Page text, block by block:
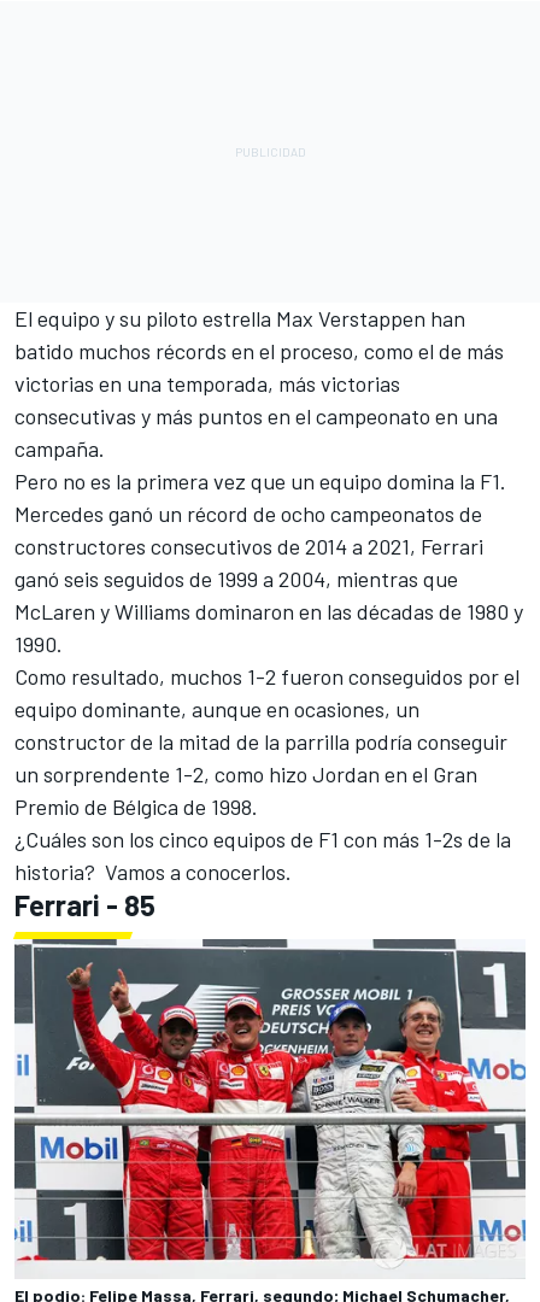
El equipo y su piloto estrella Max Verstappen han
batido muchos récords en el proceso, como el de más
victorias en una temporada, más victorias
consecutivas y más puntos en el campeonato en una
campaña.
Pero no es la primera vez que un equipo domina la F1.
Mercedes ganó un récord de ocho campeonatos de
constructores consecutivos de 2014 a 2021, Ferrari
ganó seis seguidos de 1999 a 2004, mientras que
McLaren yWilliams dominaron en las décadas de 1980 y
1990.
Como resultado, muchos 1-2 fueron conseguidos por el
equipo dominante, aunque en ocasiones, un
constructor de la mitad de la parrilla podría conseguir
un sorprendente 1-2, como hizo Jordan en el Gran
Premio de Bélgica de 1998.
¿Cuáles son los cinco equipos de F1 con más 1-2s de la
historia? Vamos a conocerlos.
Ferrari - 85
El podio: Felipe Massa, Ferrari, segundo; Michael Schumacher,